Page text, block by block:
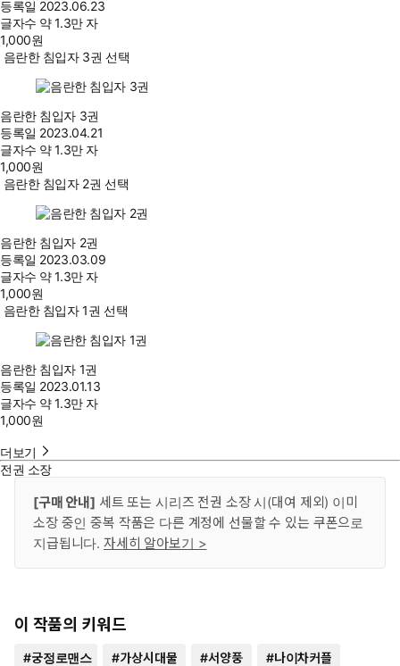
등록일 2023.06.23
글자수 약 1.3만 자
1,000원
음란한 침입자 3권 선택
음란한 침입자 3권
등록일 2023.04.21
글자수 약 1.3만 자
1,000원
음란한 침입자 2권 선택
음란한 침입자 2권
등록일 2023.03.09
글자수 약 1.3만 자
1,000원
음란한 침입자 1권 선택
음란한 침입자 1권
등록일 2023.01.13
글자수 약 1.3만 자
1,000원
더보기
전권 소장
[구매 안내] 세트 또는 시리즈 전권 소장 시(대여 제외) 이미
소장 중인 중복 작품은 다른 계정에 선물할 수 있는 쿠폰으로
지급됩니다. 자세히 알아보기 >
이 작품의 키워드
#궁정로맨스 #가상시대물 #서양풍 #나이차커플